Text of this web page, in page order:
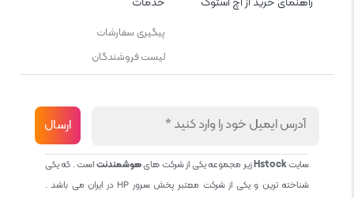
پیگیری سفارشات
لیست فروشندگان
سایتHstockزیر مجموعه یکی از شرکت هایهوشمندنتاست . که یکی
شناخته ترین و یکی از شرکت معتبر پخش سرور HP در ایران می باشد .